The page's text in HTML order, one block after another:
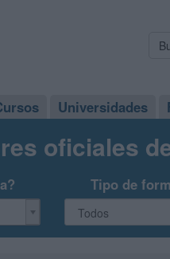
Universidades
oficiales
Tipo de